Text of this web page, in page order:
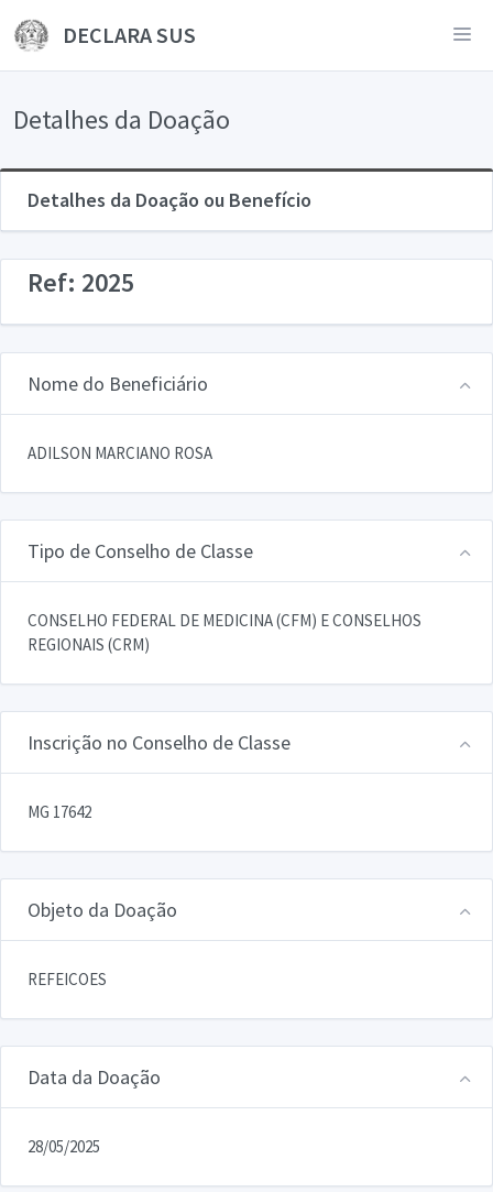
DECLARA SUS
Detalhes da Doação
Detalhes da Doação ou Benefício
Ref: 2025
Nome do Beneficiário
ADILSON MARCIANO ROSA
Tipo de Conselho de Classe
CONSELHO FEDERAL DE MEDICINA (CFM) E CONSELHOS
REGIONAIS (CRM)
Inscrição no Conselho de Classe
MG 17642
Objeto da Doação
REFEICOES
Data da Doação
28/05/2025